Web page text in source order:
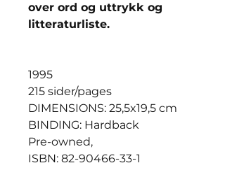
over ord og uttrykk og
litteraturliste.
1995
215 sider/pages
DIMENSIONS: 25,5x19,5 cm
BINDING: Hardback
Pre-owned,
ISBN: 82-90466-33-1